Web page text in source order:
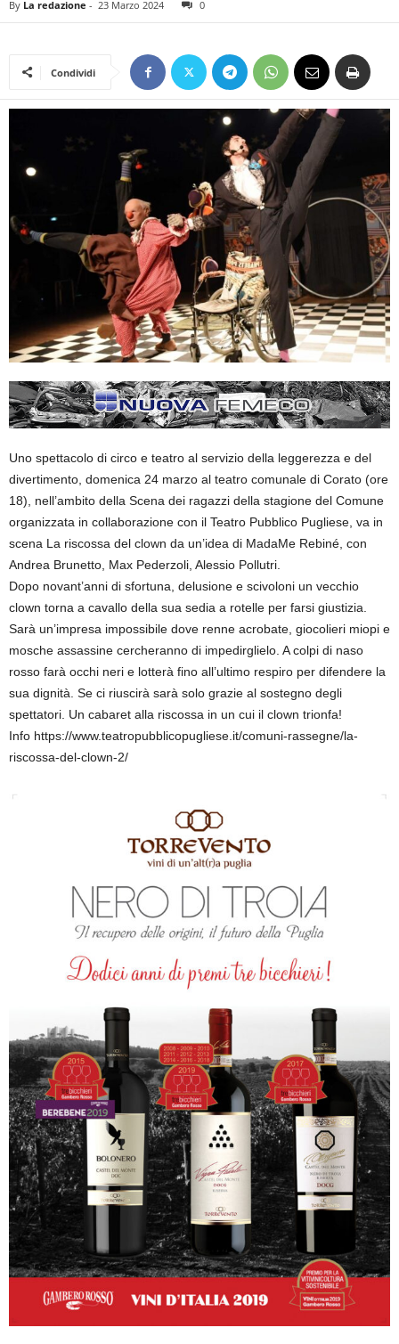
By La redazione - 23 Marzo 2024 0
Condividi
Uno spettacolo di circo e teatro al servizio della leggerezza e del
divertimento, domenica 24 marzo al teatro comunale di Corato (ore
18), nell’ambito della Scena dei ragazzi della stagione del Comune
organizzata in collaborazione con il Teatro Pubblico Pugliese, va in
scena La riscossa del clown da un’idea di MadaMe Rebiné, con
Andrea Brunetto, Max Pederzoli, Alessio Pollutri.
Dopo novant’anni di sfortuna, delusione e scivoloni un vecchio
clown torna a cavallo della sua sedia a rotelle per farsi giustizia.
Sarà un’impresa impossibile dove renne acrobate, giocolieri miopi e
mosche assassine cercheranno di impedirglielo. A colpi di naso
rosso farà occhi neri e lotterà fino all’ultimo respiro per difendere la
sua dignità. Se ci riuscirà sarà solo grazie al sostegno degli
spettatori. Un cabaret alla riscossa in un cui il clown trionfa!
Info https://www.teatropubblicopugliese.it/comuni-rassegne/la-
riscossa-del-clown-2/